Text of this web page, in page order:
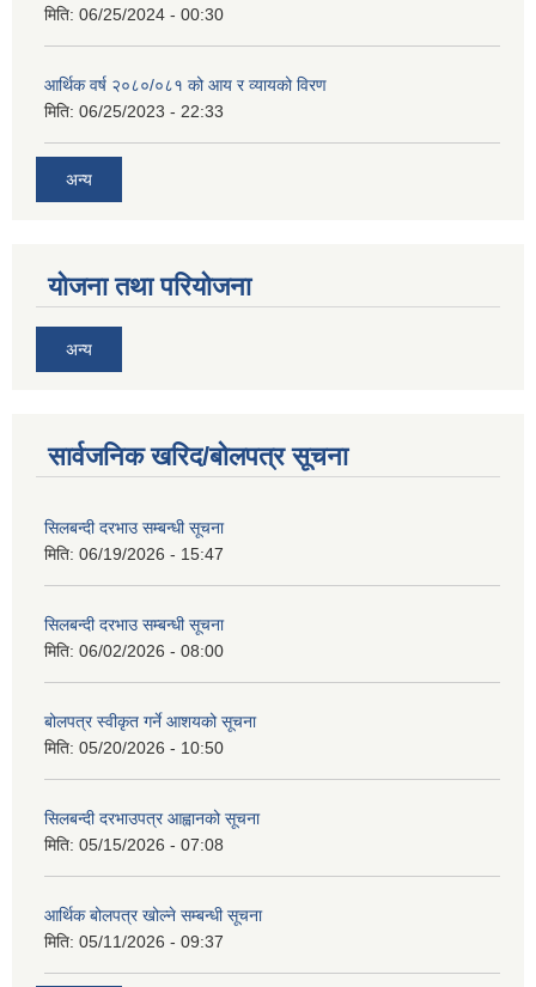
मिति: 06/25/2024 - 00:30
आर्थिक वर्ष २०८०/०८१ को आय र व्यायको विरण
मिति: 06/25/2023 - 22:33
अन्य
योजना तथा परियोजना
अन्य
सार्वजनिक खरिद/बोलपत्र सूचना
सिलबन्दी दरभाउ सम्बन्धी सूचना
मिति: 06/19/2026 - 15:47
सिलबन्दी दरभाउ सम्बन्धी सूचना
मिति: 06/02/2026 - 08:00
बोलपत्र स्वीकृत गर्ने आशयको सूचना
मिति: 05/20/2026 - 10:50
सिलबन्दी दरभाउपत्र आह्वानको सूचना
मिति: 05/15/2026 - 07:08
आर्थिक बोलपत्र खोल्ने सम्बन्धी सूचना
मिति: 05/11/2026 - 09:37